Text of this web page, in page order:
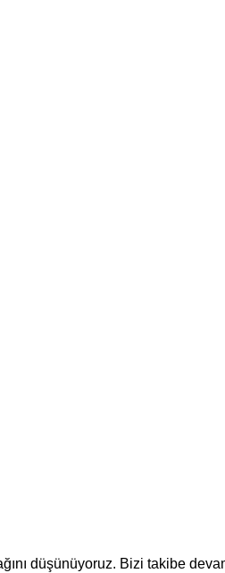
düşünüyoruz. Bizi takibe